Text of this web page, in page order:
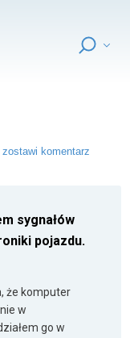
komentarz
sygnałów
pojazdu.
że komputer
w
go w